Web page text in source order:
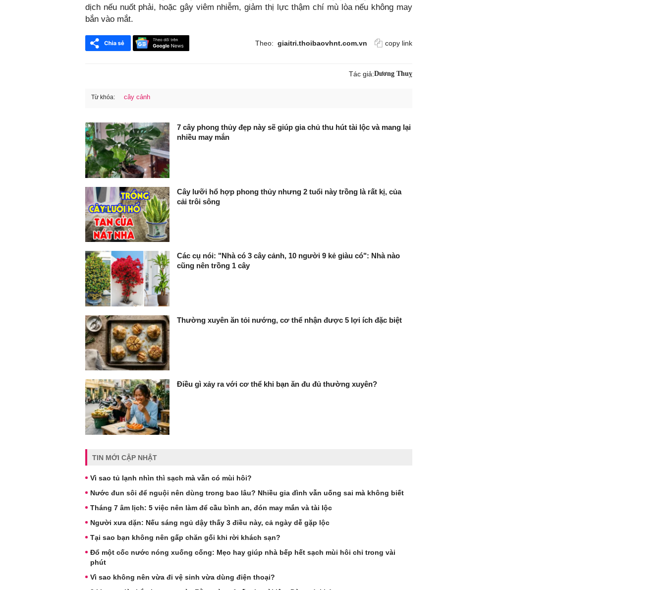
dịch nếu nuốt phải, hoặc gây viêm nhiễm, giảm thị lực thậm chí mù lòa nếu không may
bắn vào mắt.
Theo: giaitri.thoibaovhnt.com.vn copy link
Tác giả:Dương Thuỵ
Từ khóa: cây cảnh
7 cây phong thủy đẹp này sẽ giúp gia chủ thu hút tài lộc và mang lại
nhiều may mắn
Cây lưỡi hổ hợp phong thủy nhưng 2 tuổi này trồng là rất kị, của
cải trôi sông
Các cụ nói: "Nhà có 3 cây cảnh, 10 người 9 kẻ giàu có": Nhà nào
cũng nên trồng 1 cây
Thường xuyên ăn tỏi nướng, cơ thể nhận được 5 lợi ích đặc biệt
Điều gì xảy ra với cơ thể khi bạn ăn đu đủ thường xuyên?
TIN MỚI CẬP NHẬT
Vì sao tủ lạnh nhìn thì sạch mà vẫn có mùi hôi?
Nước đun sôi để nguội nên dùng trong bao lâu? Nhiều gia đình vẫn uống sai mà không biết
Tháng 7 âm lịch: 5 việc nên làm để cầu bình an, đón may mắn và tài lộc
Người xưa dặn: Nếu sáng ngủ dậy thấy 3 điều này, cả ngày dễ gặp lộc
Tại sao bạn không nên gấp chăn gối khi rời khách sạn?
Đổ một cốc nước nóng xuống cống: Mẹo hay giúp nhà bếp hết sạch mùi hôi chỉ trong vài
phút
Vì sao không nên vừa đi vệ sinh vừa dùng điện thoại?